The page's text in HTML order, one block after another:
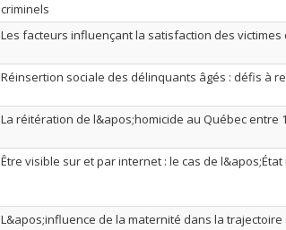
criminels
Les facteurs influençant la satisfaction des
Réinsertion sociale des délinquants âgés : défis à
La réitération de l&apos;homicide au Québec entre
Être visible sur et par internet : le cas de
L&apos;influence de la maternité dans la